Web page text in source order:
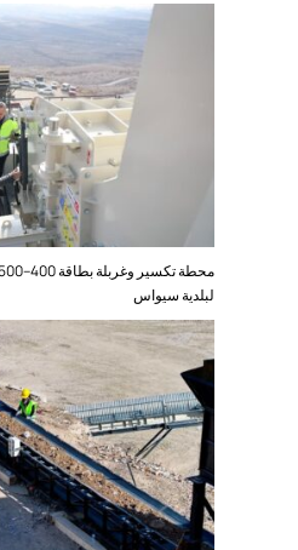
لبلدية سيواس